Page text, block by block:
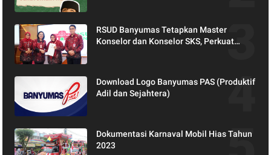
RSUD Banyumas Tetapkan Master
Konselor dan Konselor SKS, Perkuat
Download Logo Banyumas PAS (Produktif
Adil dan Sejahtera)
Dokumentasi Karnaval Mobil Hias Tahun
2023